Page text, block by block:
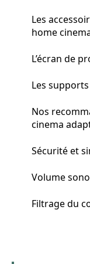
Les
home
L’écran de
Les
Nos
cinema
Sécurité et
Volume
Filtrage du